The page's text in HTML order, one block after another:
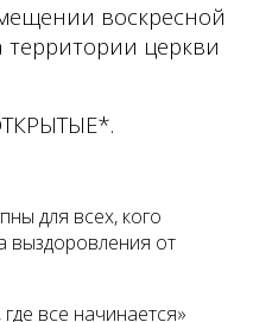
воскресной
церкви
для всех, кого
выздоровления от
все начинается»